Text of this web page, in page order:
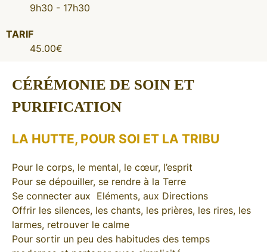
9h30 - 17h30
TARIF
45.00€
CÉRÉMONIE DE SOIN ET
PURIFICATION
LA HUTTE, POUR SOI ET LA TRIBU
Pour le corps, le mental, le cœur, l’esprit
Pour se dépouiller, se rendre à la Terre
Se connecter aux Eléments, aux Directions
Offrir les silences, les chants, les prières, les rires, les
larmes, retrouver le calme
Pour sortir un peu des habitudes des temps